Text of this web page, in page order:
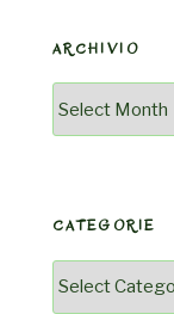
ARCHIVIO
Archivio
CATEGORIE
Categorie